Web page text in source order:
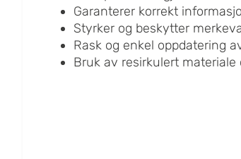
Garanterer korrekt
Styrker og beskytter
Rask og enkel oppdatering
Bruk av resirkulert